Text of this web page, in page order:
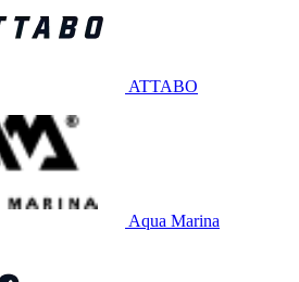
ATTABO
Aqua Marina